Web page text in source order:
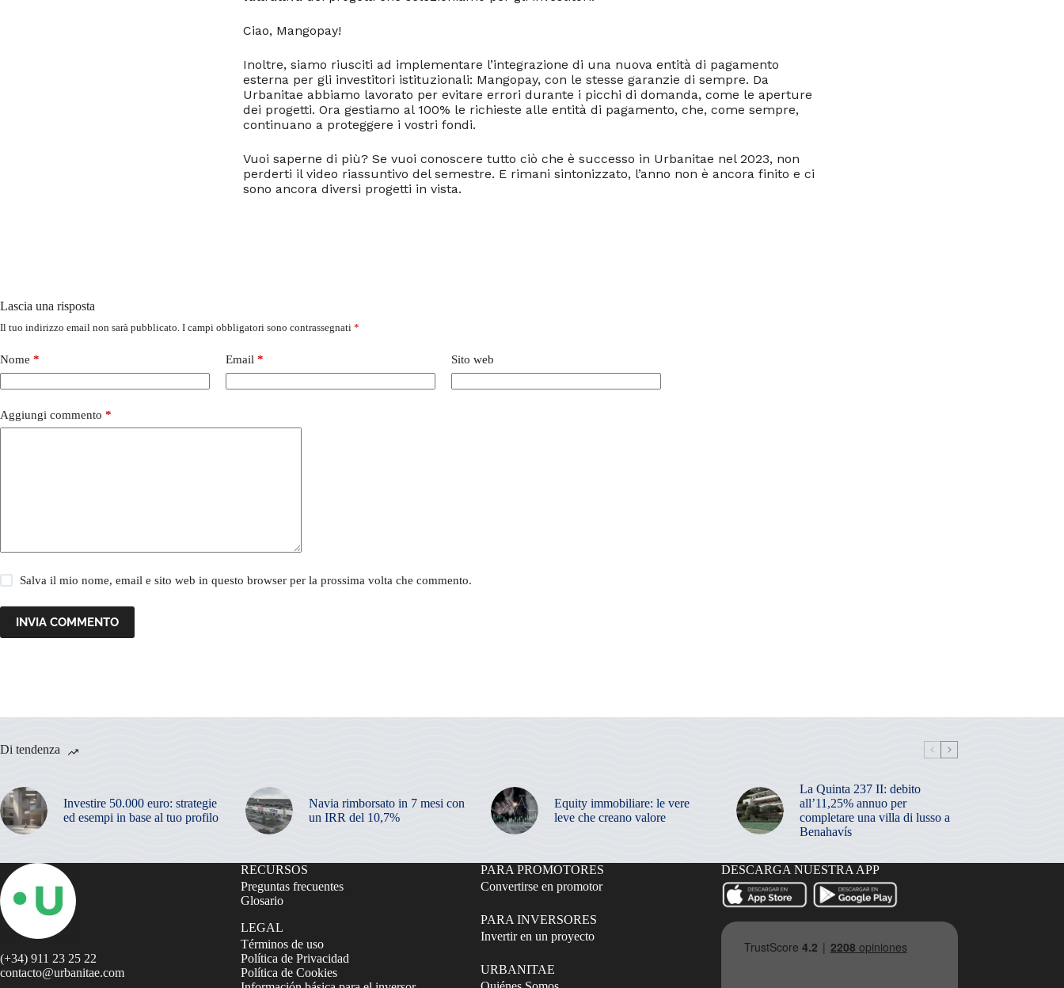
Ciao, Mangopay!
Inoltre, siamo riusciti ad implementare l’integrazione di una nuova entità di pagamento
esterna per gli investitori istituzionali: Mangopay, con le stesse garanzie di sempre. Da
Urbanitae abbiamo lavorato per evitare errori durante i picchi di domanda, come le aperture
dei progetti. Ora gestiamo al 100% le richieste alle entità di pagamento, che, come sempre,
continuano a proteggere i vostri fondi.
Vuoi saperne di più? Se vuoi conoscere tutto ciò che è successo in Urbanitae nel 2023, non
perderti il video riassuntivo del semestre. E rimani sintonizzato, l’anno non è ancora finito e ci
sono ancora diversi progetti in vista.
Lascia una risposta
Il tuo indirizzo email non sarà pubblicato. I campi obbligatori sono contrassegnati *
Nome * Email * Sito web
Aggiungi commento *
Salva il mio nome, email e sito web in questo browser per la prossima volta che commento.
INVIA COMMENTO
Di tendenza
Investire 50.000 euro: strategie
ed esempi in base al tuo profilo
Navia rimborsato in 7 mesi con
un IRR del 10,7%
Equity immobiliare: le vere
leve che creano valore
La Quinta 237 II: debito
all’11,25% annuo per
completare una villa di lusso a
Benahavís
(+34) 911 23 25 22
contacto@urbanitae.com
RECURSOS
Preguntas frecuentes
Glosario
LEGAL
Términos de uso
Política de Privacidad
Política de Cookies
PARA PROMOTORES
Convertirse en promotor
PARA INVERSORES
Invertir en un proyecto
URBANITAE
DESCARGA NUESTRA APP